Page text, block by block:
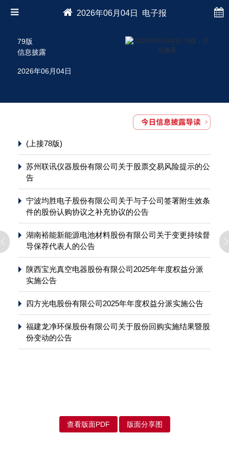
2026年06月04日 电子报
79版
信息披露
2026年06月04日
(上接78版)
苏州联讯仪器股份有限公司关于股票交易风险提示的公
告
宁波均胜电子股份有限公司关于与子公司签署附生效条
件的股份认购协议之补充协议的公告
湖南裕能新能源电池材料股份有限公司关于变更持续督
导保荐代表人的公告
陕西宝光真空电器股份有限公司2025年年度权益分派
实施公告
四方光电股份有限公司2025年年度权益分派实施公告
福建龙净环保股份有限公司关于股份回购实施结果暨股
份变动的公告
查看版面PDF 版面分享图